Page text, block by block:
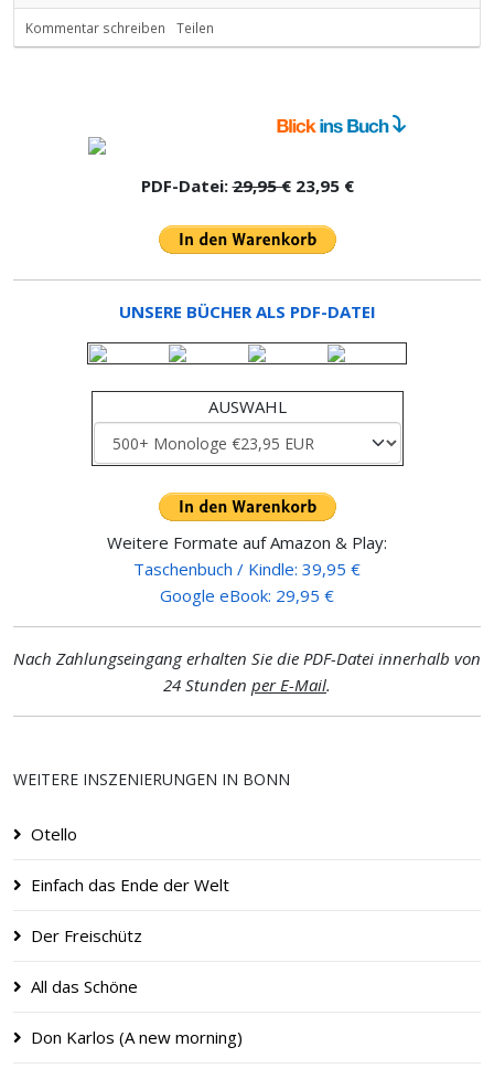
Kommentar schreiben Teilen
PDF-Datei:29,95 €23,95 €
UNSERE BÜCHER ALS PDF-DATEI
AUSWAHL
Weitere Formate auf Amazon & Play:
Taschenbuch / Kindle: 39,95 €
Google eBook: 29,95 €
Nach Zahlungseingang erhalten Sie die PDF-Datei innerhalb von
24 Stunden per E-Mail.
WEITERE INSZENIERUNGEN IN BONN
Otello
Einfach das Ende der Welt
Der Freischütz
All das Schöne
Don Karlos (A new morning)